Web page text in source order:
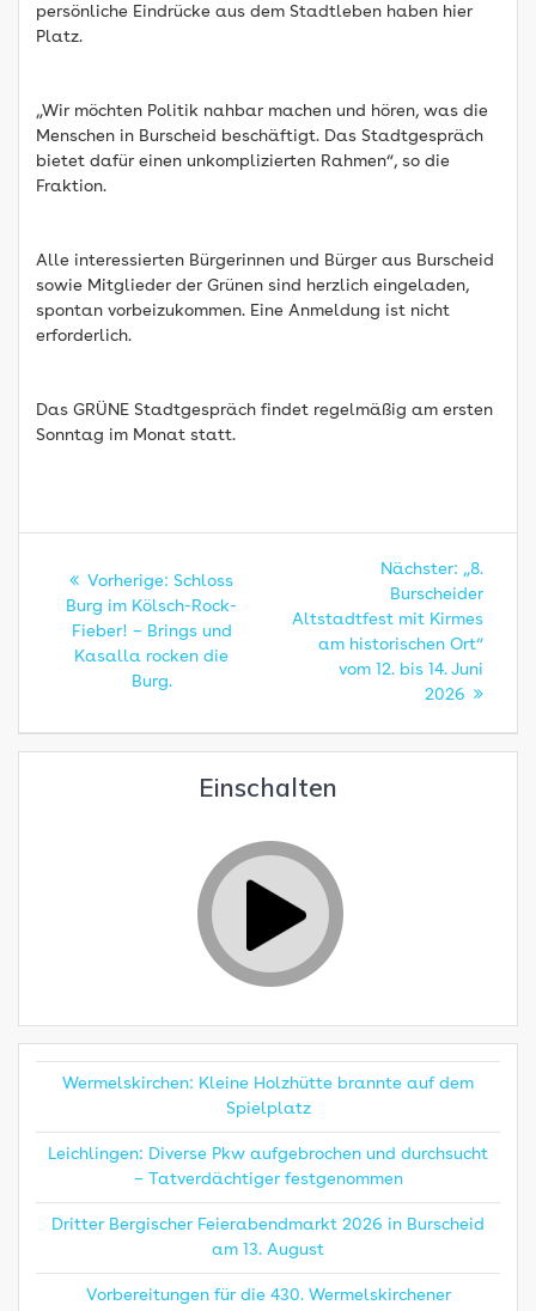
persönliche Eindrücke aus dem Stadtleben haben hier
Platz.
„Wir möchten Politik nahbar machen und hören, was die
Menschen in Burscheid beschäftigt. Das Stadtgespräch
bietet dafür einen unkomplizierten Rahmen“, so die
Fraktion.
Alle interessierten Bürgerinnen und Bürger aus Burscheid
sowie Mitglieder der Grünen sind herzlich eingeladen,
spontan vorbeizukommen. Eine Anmeldung ist nicht
erforderlich.
Das GRÜNE Stadtgespräch findet regelmäßig am ersten
Sonntag im Monat statt.
Beitragsnavigation
Vorherige: Vorheriger
Beitrag:
Schloss
Burg im Kölsch-Rock-
Fieber! – Brings und
Kasalla rocken die
Burg.
Nächster: Nächster
Beitrag:
„8.
Burscheider
Altstadtfest mit Kirmes
am historischen Ort“
vom 12. bis 14. Juni
2026
Einschalten
Wermelskirchen: Kleine Holzhütte brannte auf dem
Spielplatz
Leichlingen: Diverse Pkw aufgebrochen und durchsucht
– Tatverdächtiger festgenommen
Dritter Bergischer Feierabendmarkt 2026 in Burscheid
am 13. August
Vorbereitungen für die 430. Wermelskirchener